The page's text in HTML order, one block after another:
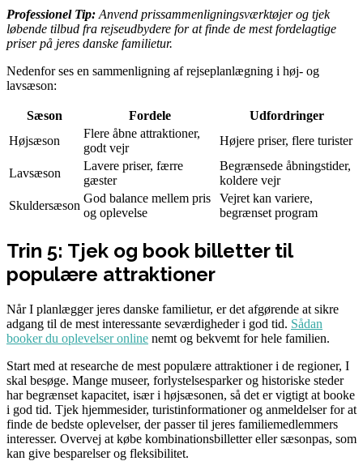
Professionel Tip: Anvend prissammenligningsværktøjer og tjek
løbende tilbud fra rejseudbydere for at finde de mest fordelagtige
priser på jeres danske familietur.
Nedenfor ses en sammenligning af rejseplanlægning i høj- og
lavsæson:
Sæson Fordele
Udfordringer
Højsæson
Flere åbne attraktioner,
godt vejr
Højere priser, flere turister
Lavsæson
Lavere priser, færre
gæster
Begrænsede åbningstider,
koldere vejr
Skuldersæson
God balance mellem pris
og oplevelse
Vejret kan variere,
begrænset program
Trin 5: Tjek og book billetter til
populære attraktioner
Når I planlægger jeres danske familietur, er det afgørende at sikre
adgang til de mest interessante seværdigheder i god tid. Sådan
booker du oplevelser online nemt og bekvemt for hele familien.
Start med at researche de mest populære attraktioner i de regioner, I
skal besøge. Mange museer, forlystelsesparker og historiske steder
har begrænset kapacitet, især i højsæsonen, så det er vigtigt at booke
i god tid. Tjek hjemmesider, turistinformationer og anmeldelser for at
finde de bedste oplevelser, der passer til jeres familiemedlemmers
interesser. Overvej at købe kombinationsbilletter eller sæsonpas, som
kan give besparelser og fleksibilitet.